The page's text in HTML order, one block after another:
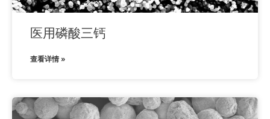
医用磷酸三钙
查看详情 »